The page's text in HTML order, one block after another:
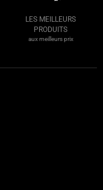
LES MEILLEURS
PRODUITS
aux meilleurs prix